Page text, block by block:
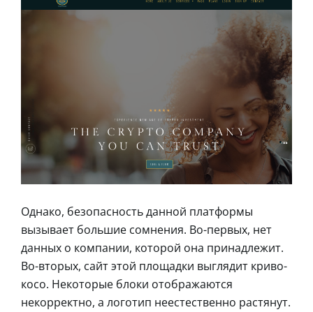
Однако, безопасность данной платформы
вызывает большие сомнения. Во-первых, нет
данных о компании, которой она принадлежит.
Во-вторых, сайт этой площадки выглядит криво-
косо. Некоторые блоки отображаются
некорректно, а логотип неестественно растянут.